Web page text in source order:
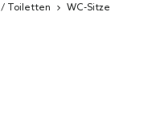
/ Toiletten WC-Sitze